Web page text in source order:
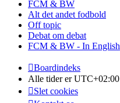
FCM & BW
Alt det andet fodbold
Off topic
Debat om debat
FCM & BW - In English
Boardindeks
Alle tider erUTC+02:00
Slet cookies